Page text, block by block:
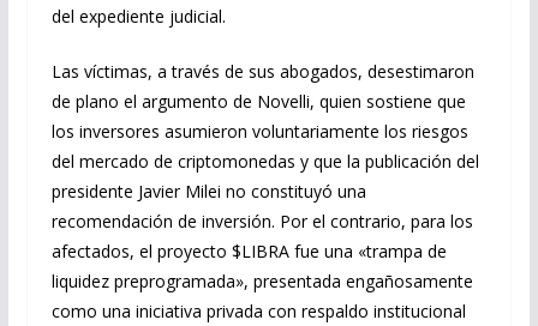
del expediente judicial.
Las víctimas, a través de sus abogados, desestimaron
de plano el argumento de Novelli, quien sostiene que
los inversores asumieron voluntariamente los riesgos
del mercado de criptomonedas y que la publicación del
presidente Javier Milei no constituyó una
recomendación de inversión. Por el contrario, para los
afectados, el proyecto $LIBRA fue una «trampa de
liquidez preprogramada», presentada engañosamente
como una iniciativa privada con respaldo institucional